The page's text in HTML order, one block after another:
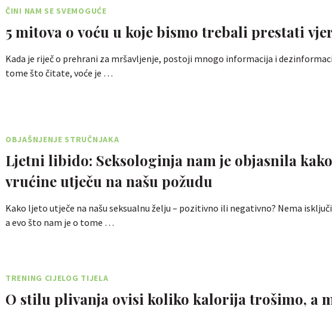
ČINI NAM SE SVEMOGUĆE
5 mitova o voću u koje bismo trebali prestati
Kada je riječ o prehrani za mršavljenje, postoji mnogo informacija i
tome što čitate, voće je …
OBJAŠNJENJE STRUČNJAKA
Ljetni libido: Seksologinja nam je objasnila kako
vrućine utječu na našu požudu
Kako ljeto utječe na našu seksualnu želju – pozitivno ili negativno? Nema
a evo što nam je o tome …
TRENING CIJELOG TIJELA
O stilu plivanja ovisi koliko kalorija trošimo, a